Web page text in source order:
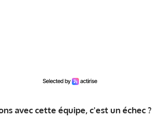
avec cette équipe, c'est un échec ?